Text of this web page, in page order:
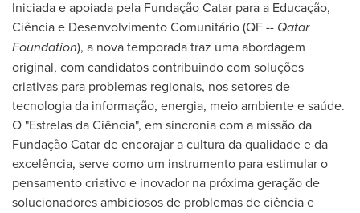
Iniciada e apoiada pela Fundação Catar para a Educação,
Ciência e Desenvolvimento Comunitário (QF -- Qatar
Foundation), a nova temporada traz uma abordagem
original, com candidatos contribuindo com soluções
criativas para problemas regionais, nos setores de
tecnologia da informação, energia, meio ambiente e saúde.
O "Estrelas da Ciência", em sincronia com a missão da
Fundação Catar de encorajar a cultura da qualidade e da
excelência, serve como um instrumento para estimular o
pensamento criativo e inovador na próxima geração de
solucionadores ambiciosos de problemas de ciência e